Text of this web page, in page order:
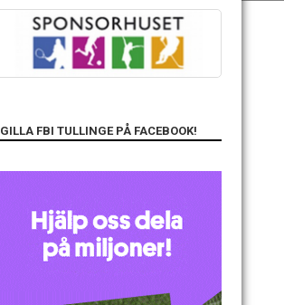
GILLA FBI TULLINGE PÅ FACEBOOK!